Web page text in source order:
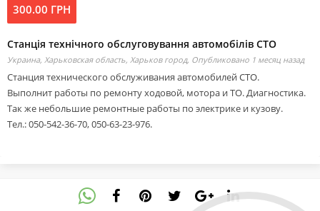
300.00 ГРН
Станція технічного обслуговування автомобілів СТО
Украина, Харьковская область, Харьков город, Опубликовано 1 месяц назад
Станция технического обслуживания автомобилей СТО.
Выполнит работы по ремонту ходовой, мотора и ТО. Диагностика.
Так же небольшие ремонтные работы по электрике и кузову.
Тел.: 050-542-36-70, 050-63-23-976.